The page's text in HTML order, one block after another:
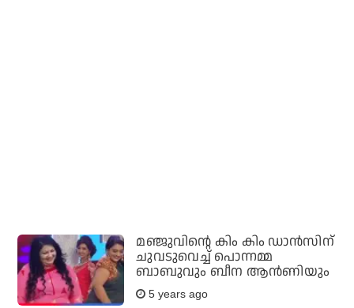
മഞ്ജുവിന്റെ കിം കിം ഡാന്‍സിന്
ചുവടുവെച്ച് പൊന്നമ്മ
ബാബുവും ബീന ആന്‍ണിയും
5 years ago